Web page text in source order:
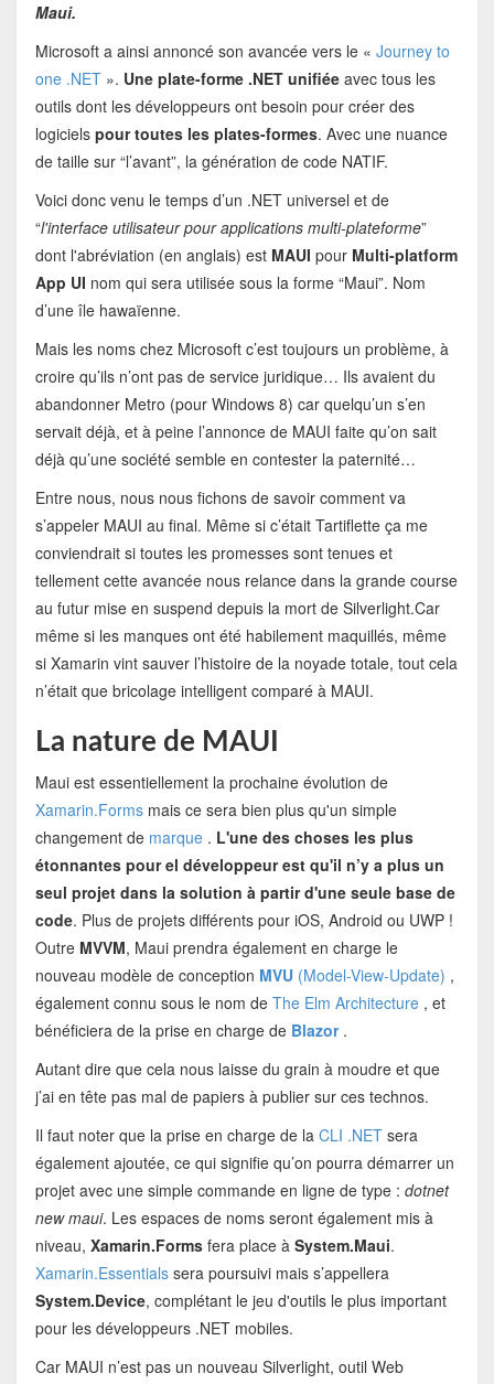
Maui.
Microsoft a ainsi annoncé son avancée vers le « Journey to
one .NET». Une plate-forme .NET unifiéeavec tous les
outils dont les développeurs ont besoin pour créer des
logiciels pour toutes les plates-formes. Avec une nuance
de taille sur “l’avant”, la génération de code NATIF.
Voici donc venu le temps d’un .NET universel et de
“l'interface utilisateur pour applications multi-plateforme”
dont l'abréviation (en anglais) est MAUI pour Multi-platform
App UI nom qui sera utilisée sous la forme “Maui”. Nom
d’une île hawaïenne.
Mais les noms chez Microsoft c’est toujours un problème, à
croire qu’ils n’ont pas de service juridique… Ils avaient du
abandonner Metro (pour Windows 8) car quelqu’un s’en
servait déjà, et à peine l’annonce de MAUI faite qu’on sait
déjà qu’une société semble en contester la paternité…
Entre nous, nous nous fichons de savoir comment va
s’appeler MAUI au final. Même si c’était Tartiflette ça me
conviendrait si toutes les promesses sont tenues et
tellement cette avancée nous relance dans la grande course
au futur mise en suspend depuis la mort de Silverlight.Car
même si les manques ont été habilement maquillés, même
si Xamarin vint sauver l’histoire de la noyade totale, tout cela
n’était que bricolage intelligent comparé à MAUI.
La nature de MAUI
Maui est essentiellement la prochaine évolution de
Xamarin.Formsmais ce sera bien plus qu'un simple
changement de marque. L'une des choses les plus
étonnantes pour el développeur est qu'il n’y a plus un
seul projet dans la solution à partir d'une seule base de
code. Plus de projets différents pour iOS, Android ou UWP !
Outre MVVM, Maui prendra également en charge le
nouveau modèle de conception MVU(Model-View-Update) ,
également connu sous le nom de The Elm Architecture, et
bénéficiera de la prise en charge de Blazor.
Autant dire que cela nous laisse du grain à moudre et que
j’ai en tête pas mal de papiers à publier sur ces technos.
Il faut noter que la prise en charge de la CLI .NETsera
également ajoutée, ce qui signifie qu’on pourra démarrer un
projet avec une simple commande en ligne de type : dotnet
new maui. Les espaces de noms seront également mis à
niveau, Xamarin.Formsfera place à System.Maui.
Xamarin.Essentialssera poursuivi mais s’appellera
System.Device, complétant le jeu d'outils le plus important
pour les développeurs .NET mobiles.
Car MAUI n’est pas un nouveau Silverlight, outil Web